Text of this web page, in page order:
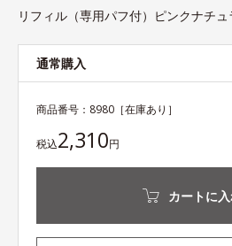
リフィル（専用パフ付）ピンクナチ
通常購入
商品番号： 8980 ［在庫あり］
税込2,310円
カートに